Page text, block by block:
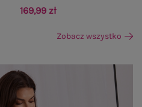
169,99 zł
Zobacz wszystko